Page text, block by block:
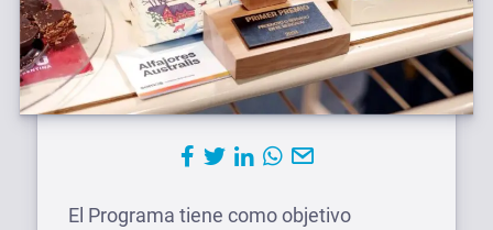
El Programa tiene como objetivo